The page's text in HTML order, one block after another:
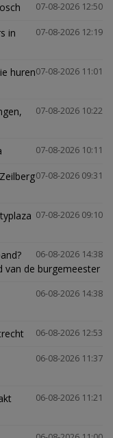
07-08-2026 12:50
07-08-2026 12:19
in
07-08-2026 11:01
huren
07-08-2026 10:22
07-08-2026 10:11
07-08-2026 09:31
07-08-2026 09:10
06-08-2026 14:38
van de burgemeester
06-08-2026 14:38
06-08-2026 12:53
06-08-2026 11:37
06-08-2026 11:21